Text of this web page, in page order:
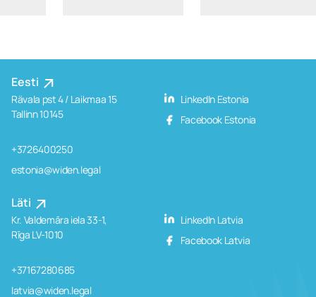
Eesti
Rävala pst 4 / Laikmaa 15
Tallinn 10145
+3726400250
estonia@widen.legal
LinkedIn Estonia
Facebook Estonia
Läti
Kr. Valdemāra iela 33-1,
Rīga LV-1010
+37167280685
latvia@widen.legal
LinkedIn Latvia
Facebook Latvia